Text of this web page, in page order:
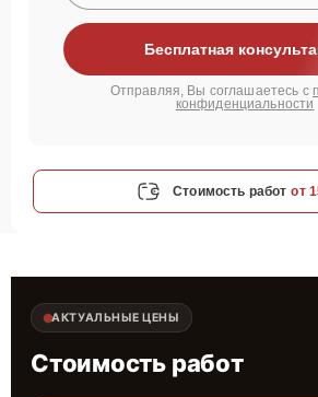
Бесплатная
Отправляя, Вы соглашаетесь с
конфиденциальности
Стоимость работ от
АКТУАЛЬНЫЕ ЦЕНЫ
Стоимость работ